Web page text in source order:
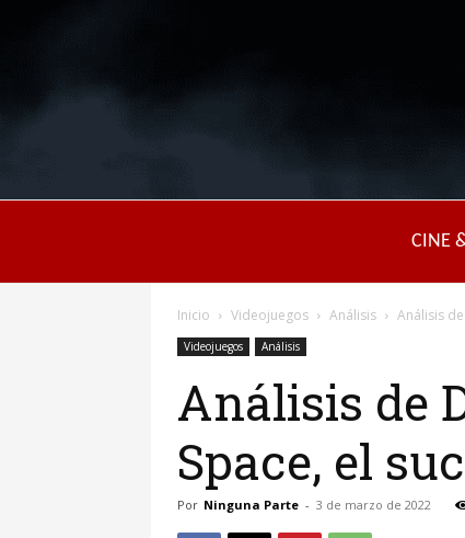
CINE
Inicio Videojuegos Análisis Análisis
Videojuegos Análisis
Análisis de
Space, el
Por Ninguna Parte - 3 de marzo de 2022